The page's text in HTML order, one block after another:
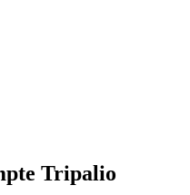
Tripalio